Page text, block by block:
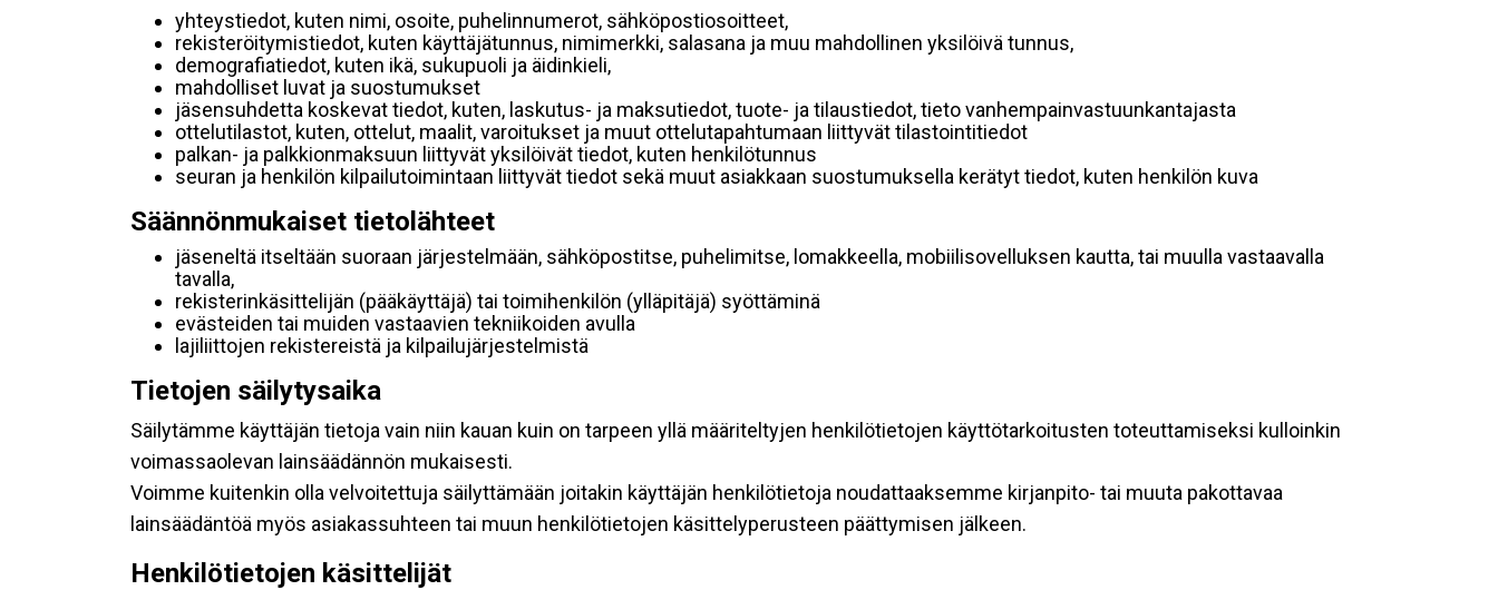
yhteystiedot, kuten nimi, osoite, puhelinnumerot, sähköpostiosoitteet,
rekisteröitymistiedot, kuten käyttäjätunnus, nimimerkki, salasana ja muu mahdollinen yksilöivä tunnus,
demografiatiedot, kuten ikä, sukupuoli ja äidinkieli,
mahdolliset luvat ja suostumukset
jäsensuhdetta koskevat tiedot, kuten, laskutus- ja maksutiedot, tuote- ja tilaustiedot, tieto vanhempainvastuunkantajasta
ottelutilastot, kuten, ottelut, maalit, varoitukset ja muut ottelutapahtumaan liittyvät tilastointitiedot
palkan- ja palkkionmaksuun liittyvät yksilöivät tiedot, kuten henkilötunnus
seuran ja henkilön kilpailutoimintaan liittyvät tiedot sekä muut asiakkaan suostumuksella kerätyt tiedot, kuten henkilön kuva
Säännönmukaiset tietolähteet
jäseneltä itseltään suoraan järjestelmään, sähköpostitse, puhelimitse, lomakkeella, mobiilisovelluksen kautta, tai muulla vastaavalla
tavalla,
rekisterinkäsittelijän (pääkäyttäjä) tai toimihenkilön (ylläpitäjä) syöttäminä
evästeiden tai muiden vastaavien tekniikoiden avulla
lajiliittojen rekistereistä ja kilpailujärjestelmistä
Tietojen säilytysaika
Säilytämme käyttäjän tietoja vain niin kauan kuin on tarpeen yllä määriteltyjen henkilötietojen käyttötarkoitusten toteuttamiseksi kulloinkin
voimassaolevan lainsäädännön mukaisesti.
Voimme kuitenkin olla velvoitettuja säilyttämään joitakin käyttäjän henkilötietoja noudattaaksemme kirjanpito- tai muuta pakottavaa
lainsäädäntöä myös asiakassuhteen tai muun henkilötietojen käsittelyperusteen päättymisen jälkeen.
Henkilötietojen käsittelijät